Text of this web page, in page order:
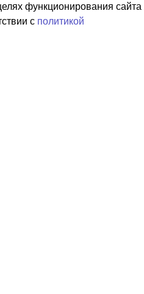
функционирования сайта
с политикой